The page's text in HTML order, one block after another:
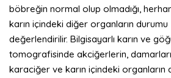
böbreğin normal olup olmadığı,
karın içindeki diğer organların durumu
değerlendirilir. Bilgisayarlı karın ve
tomografisinde akciğerlerin,
karaciğer ve karın içindeki organların